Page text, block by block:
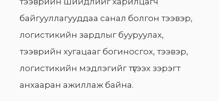
байгууллагууддаа санал болгон тээвэр,
логистикийн зардлыг бууруулах,
тээврийн хугацааг богиносгох, тээвэр,
логистикийн мэдлэгийг түгээх зэрэгт
анхааран ажиллаж байна.